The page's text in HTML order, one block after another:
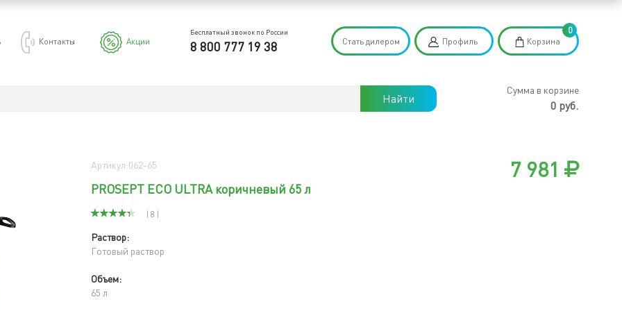
Контакты Акции
Бесплатный звонок по России
8 800 777 19 38 Стать дилером Профиль Корзина
Найти
Сумма в корзине
0
0 руб.
Артикул:062-65
PROSEPT ECO ULTRA коричневый 65 л
( 8 )
Раствор:
Готовый раствор
Объем:
65 л
7 981